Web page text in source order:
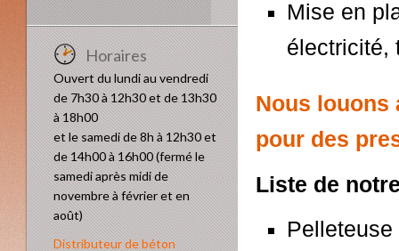
Horaires
Ouvert du lundi au vendredi
de 7h30 à 12h30 et de 13h30
à 18h00
et le samedi de 8h à 12h30 et
de 14h00 à 16h00 (fermé le
samedi après midi de
novembre à février et en
août)
Distributeur de béton
Mise en
électricité,
Nous louons
pour des
Liste de